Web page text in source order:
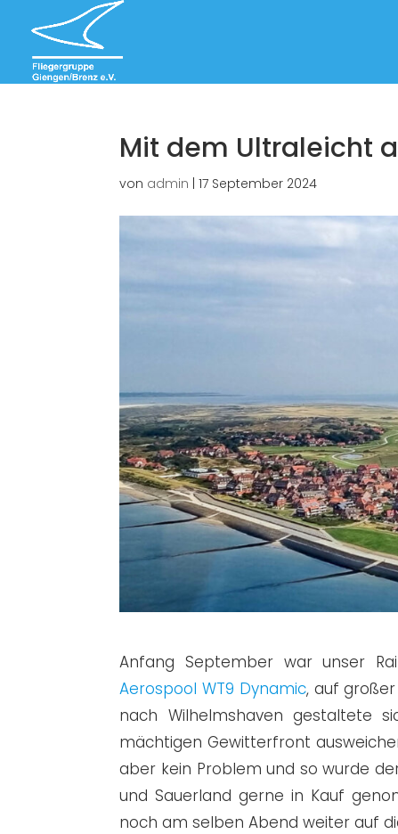
Mit dem Ultraleicht
von admin |17 September 2024
Anfang September war unser
Aerospool WT9 Dynamic, auf
nach Wilhelmshaven gestaltete
mächtigen Gewitterfront
aber kein Problem und so wurde
und Sauerland gerne in Kauf
noch am selben Abend weiter auf